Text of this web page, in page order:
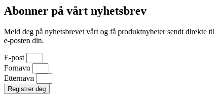
Abonner på vårt nyhetsbrev
Meld deg på nyhetsbrevet vårt og få produktnyheter sendt direkte til
e-posten din.
E-post
Fornavn
Etternavn
Registrer deg